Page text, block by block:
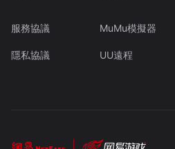
服務協議
隱私協議
MuMu模擬器
UU遠程